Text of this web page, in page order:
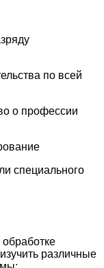
по всей
о профессии
специального
различные